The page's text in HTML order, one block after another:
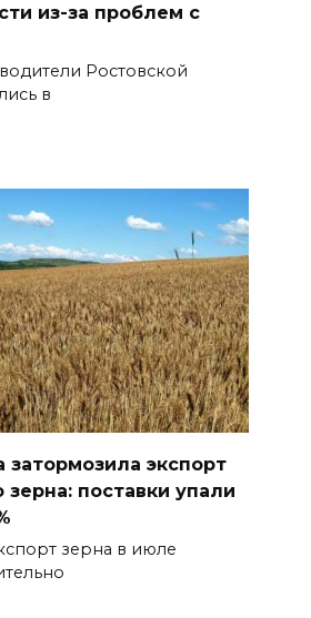
из-за проблем с
Ростовской
в
затормозила экспорт
зерна: поставки упали
зерна в июле